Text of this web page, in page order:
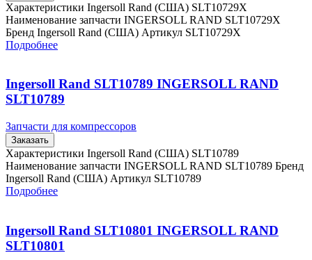
Характеристики Ingersoll Rand (США) SLT10729X
Наименование запчасти INGERSOLL RAND SLT10729X
Бренд Ingersoll Rand (США) Артикул SLT10729X
Подробнее
Ingersoll Rand SLT10789 INGERSOLL RAND
SLT10789
Запчасти для компрессоров
Заказать
Характеристики Ingersoll Rand (США) SLT10789
Наименование запчасти INGERSOLL RAND SLT10789 Бренд
Ingersoll Rand (США) Артикул SLT10789
Подробнее
Ingersoll Rand SLT10801 INGERSOLL RAND
SLT10801